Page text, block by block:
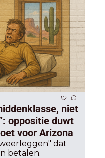
niet
oppositie duwt
voor Arizona
dat
betalen.